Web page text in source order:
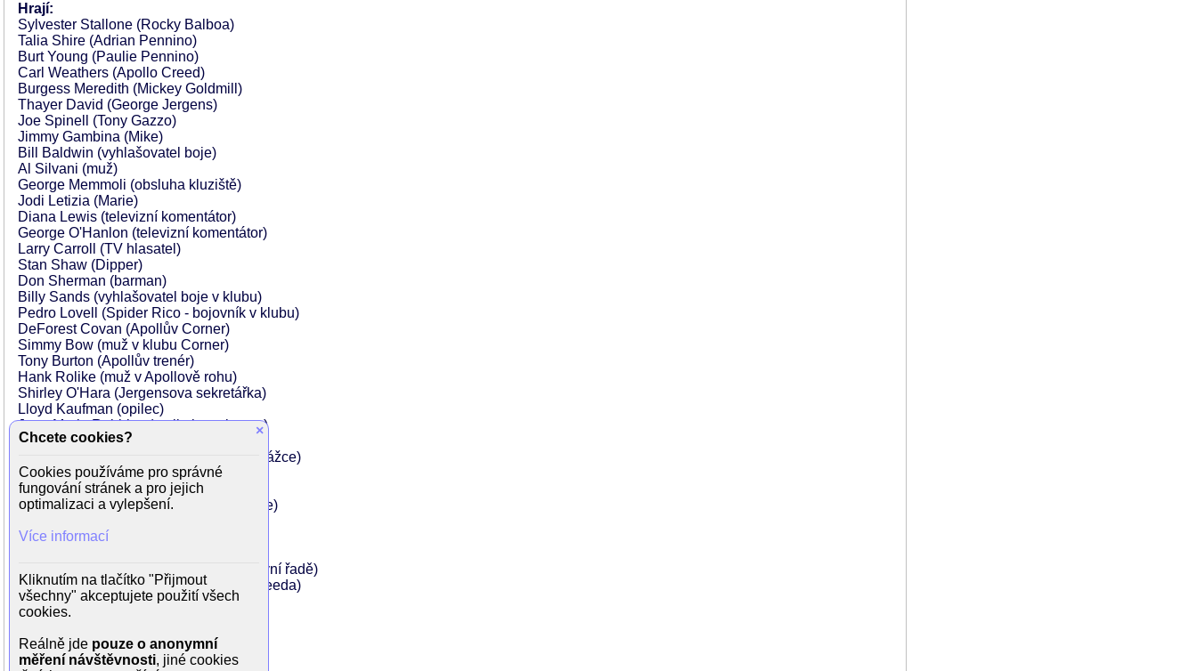
Hrají:
Sylvester Stallone (Rocky Balboa)
Talia Shire (Adrian Pennino)
Burt Young (Paulie Pennino)
Carl Weathers (Apollo Creed)
Burgess Meredith (Mickey Goldmill)
Thayer David (George Jergens)
Joe Spinell (Tony Gazzo)
Jimmy Gambina (Mike)
Bill Baldwin (vyhlašovatel boje)
Al Silvani (muž)
George Memmoli (obsluha kluziště)
Jodi Letizia (Marie)
Diana Lewis (televizní komentátor)
George O'Hanlon (televizní komentátor)
Larry Carroll (TV hlasatel)
Stan Shaw (Dipper)
Don Sherman (barman)
Billy Sands (vyhlašovatel boje v klubu)
Pedro Lovell (Spider Rico - bojovník v klubu)
DeForest Covan (Apollův Corner)
Simmy Bow (muž v klubu Corner)
Tony Burton (Apollův trenér)
Hank Rolike (muž v Apollově rohu)
Shirley O'Hara (Jergensova sekretářka)
Lloyd Kaufman (opilec)
Jane Marla Robbins (majitel zverimexu)
Jack Hollander (tlusťoch)
Joe Sorbello (Buddy, Gazzův osobní strážce)
Christopher Avildsen (Chiptooth)
Frankie Van (rozhodčí boje v klubu)
Lou Fillipo (vyhlašovatel mistrovství boje)
Joe Frazier (on sám)
Bobby Cassidy (policejní důstojník v první řadě)
Michael Dorn (osobní strážce Apolla Creeda)
Stu Nahan (komentátor boje)
Frank Pesce (divák u soudu)
Lavelle Roby (Mary Anne Creed)
Arthur Tovey (reportér)
×
Chcete cookies?
Cookies používáme pro správné
fungování stránek a pro jejich
optimalizaci a vylepšení.
Více informací
Kliknutím na tlačítko "Přijmout
všechny" akceptujete použití všech
cookies.
Reálně jde pouze o anonymní
měření návštěvnosti, jiné cookies